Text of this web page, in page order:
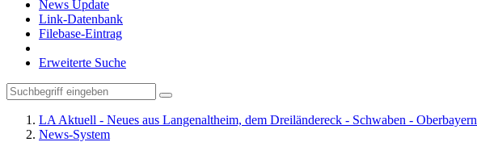
News Update
Link-Datenbank
Filebase-Eintrag
Erweiterte Suche
LA Aktuell - Neues aus Langenaltheim, dem Dreiländereck - Schwaben -
News-System